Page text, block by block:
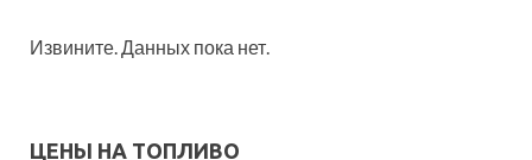
Извините. Данных пока нет.
ЦЕНЫ НА ТОПЛИВО